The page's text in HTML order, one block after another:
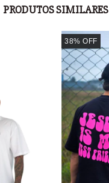
PRODUTOS SIMILARES
38% OFF